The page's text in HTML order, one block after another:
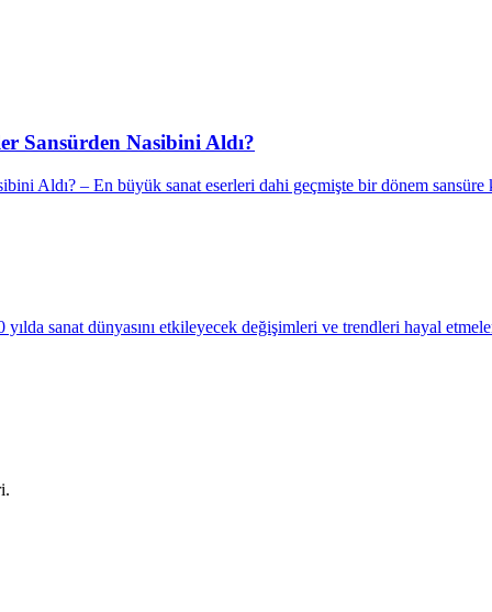
Sansürden Nasibini Aldı?
Aldı? – En büyük sanat eserleri dahi geçmişte bir dönem
sanat dünyasını etkileyecek değişimleri ve trendleri hayal